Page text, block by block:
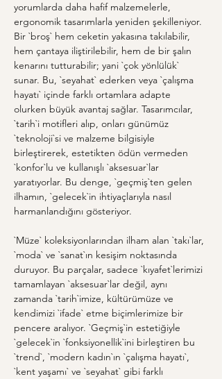
yorumlarda daha hafif malzemelerle,
ergonomik tasarımlarla yeniden şekilleniyor.
Bir `broş` hem ceketin yakasına takılabilir,
hem çantaya iliştirilebilir, hem de bir şalın
kenarını tutturabilir; yani `çok yönlülük`
sunar. Bu, `seyahat` ederken veya `çalışma
hayatı` içinde farklı ortamlara adapte
olurken büyük avantaj sağlar. Tasarımcılar,
`tarih`i motifleri alıp, onları günümüz
`teknoloji`si ve malzeme bilgisiyle
birleştirerek, estetikten ödün vermeden
`konfor`lu ve kullanışlı `aksesuar`lar
yaratıyorlar. Bu denge, `geçmiş`ten gelen
ilhamın, `gelecek`in ihtiyaçlarıyla nasıl
harmanlandığını gösteriyor.
`Müze` koleksiyonlarından ilham alan `takı`lar,
`moda` ve `sanat`ın kesişim noktasında
duruyor. Bu parçalar, sadece `kıyafet`lerimizi
tamamlayan `aksesuar`lar değil, aynı
zamanda `tarih`imize, kültürümüze ve
kendimizi `ifade` etme biçimlerimize bir
pencere aralıyor. `Geçmiş`in estetiğiyle
`gelecek`in `fonksiyonellik`ini birleştiren bu
`trend`, `modern kadın`ın `çalışma hayatı`,
`kent yaşamı` ve `seyahat` gibi farklı